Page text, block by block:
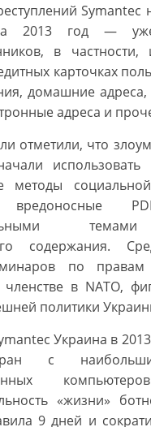
Symantec
2013 год —
в частности,
карточках
домашние
адреса и
отметили, что
использовать
методы
вредоносные
содержания.
по правам
в NATO,
политики
Украина в
с
«жизни»
9 дней и